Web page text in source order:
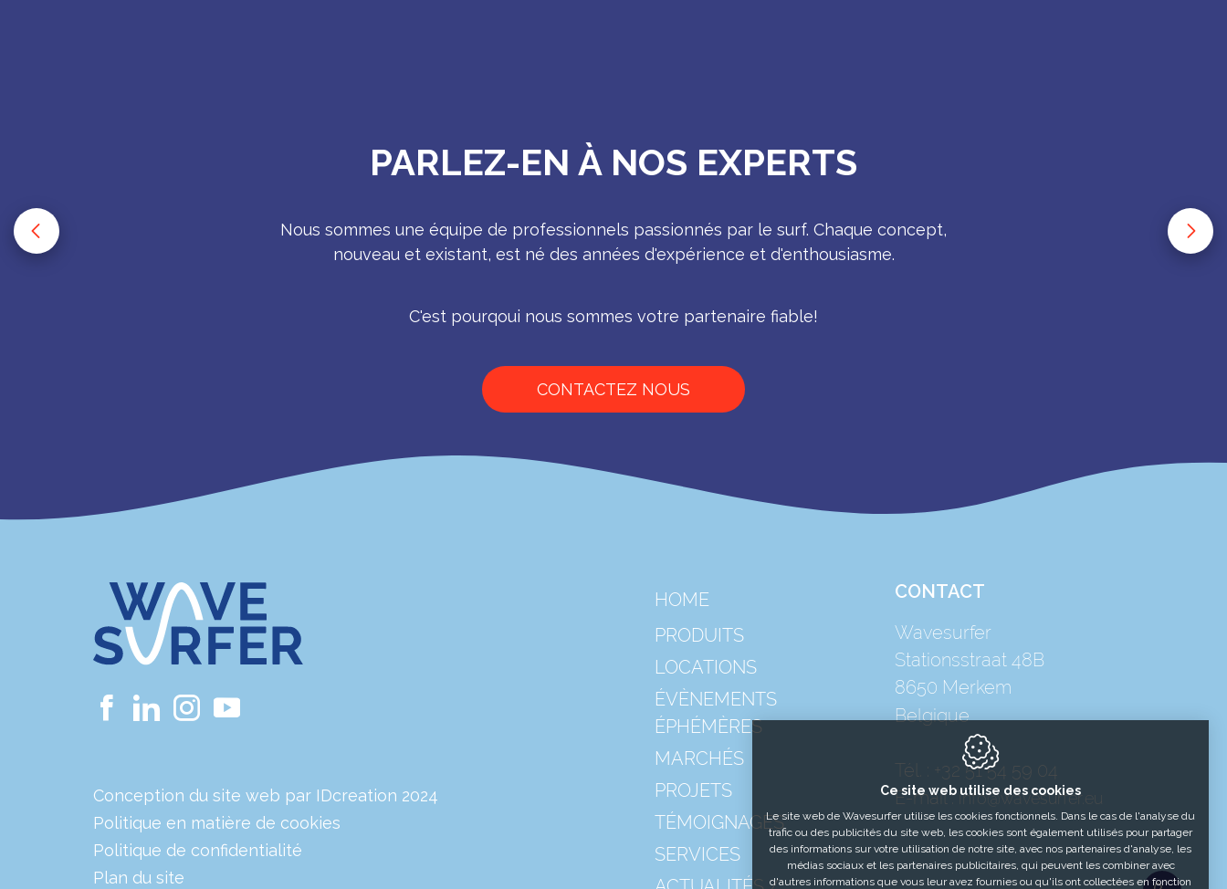
PARLEZ-EN À NOS EXPERTS
Nous sommes une équipe de professionnels passionnés par le surf. Chaque concept,
nouveau et existant, est né des années d'expérience et d'enthousiasme.
C'est pourqoui nous sommes votre partenaire fiable!
CONTACTEZ NOUS
Conception du site web par IDcreation 2024
Politique en matière de cookies
Politique de confidentialité
Plan du site
HOME
PRODUITS
LOCATIONS
ÉVÈNEMENTS
ÉPHÉMÈRES
MARCHÉS
PROJETS
TÉMOIGNAGES
SERVICES
CONTACT
Wavesurfer
Stationsstraat 48B
8650 Merkem
Belgique
Tél. :
+32 51 54 59 04
E-mail : info@wavesurfer.eu
Ce site web utilise des cookies
Le site web de Wavesurfer utilise les cookies fonctionnels. Dans le cas de l'analyse du
trafic ou des publicités du site web, les cookies sont également utilisés pour partager
des informations sur votre utilisation de notre site, avec nos partenaires d'analyse, les
médias sociaux et les partenaires publicitaires, qui peuvent les combiner avec
d'autres informations que vous leur avez fournies ou qu'ils ont collectées en fonction